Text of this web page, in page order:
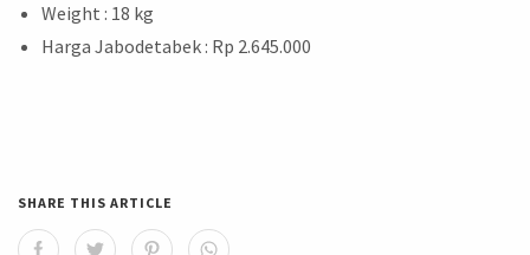
Weight : 18 kg
Harga Jabodetabek : Rp 2.645.000
SHARE THIS ARTICLE